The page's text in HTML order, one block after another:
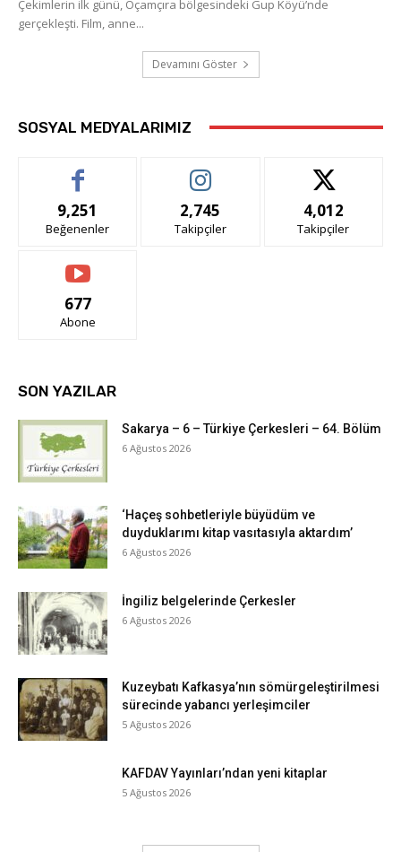
Çekimlerin ilk günü, Oçamçıra bölgesindeki Gup Köyü’nde
gerçekleşti. Film, anne...
Devamını Göster
SOSYAL MEDYALARIMIZ
9,251
Beğenenler
2,745
Takipçiler
4,012
Takipçiler
677
Abone
SON YAZILAR
Sakarya – 6 – Türkiye Çerkesleri – 64. Bölüm
6 Ağustos 2026
‘Haçeş sohbetleriyle büyüdüm ve
duyduklarımı kitap vasıtasıyla aktardım’
6 Ağustos 2026
İngiliz belgelerinde Çerkesler
6 Ağustos 2026
Kuzeybatı Kafkasya’nın sömürgeleştirilmesi
sürecinde yabancı yerleşimciler
5 Ağustos 2026
KAFDAV Yayınları’ndan yeni kitaplar
5 Ağustos 2026